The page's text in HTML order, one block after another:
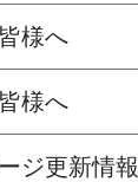
様へ
様へ
ジ更新情報